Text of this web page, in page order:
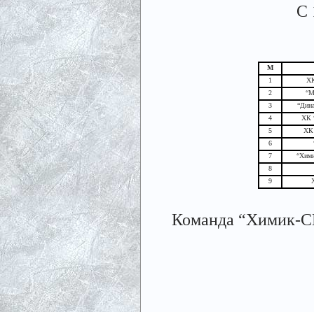
С
М
1
2
3
4
ХК
5
ХК
6
7
8
9
Команда “Химик-